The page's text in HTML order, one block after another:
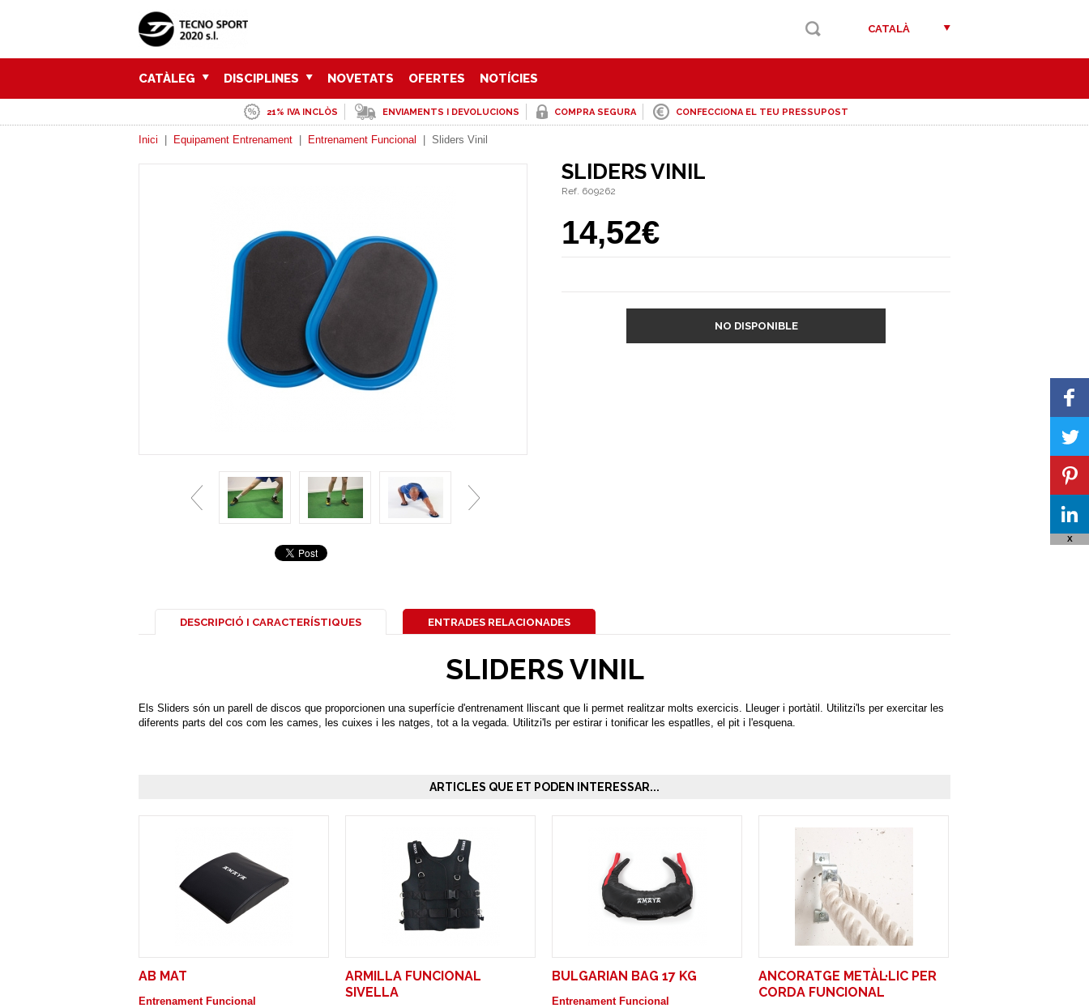
CATALÀ
CATÀLEG DISCIPLINES NOVETATS OFERTES NOTÍCIES
21% IVA INCLÒS ENVIAMENTS I DEVOLUCIONS COMPRA SEGURA CONFECCIONA EL TEU PRESSUPOST
Inici Equipament Entrenament Entrenament Funcional Sliders Vinil
SLIDERS VINIL
Ref. 609262
14,52€
NO DISPONIBLE
DESCRIPCIÓ I CARACTERÍSTIQUES ENTRADES RELACIONADES
SLIDERS VINIL
Els Sliders són un parell de discos que proporcionen una superfície d'entrenament lliscant que li permet realitzar molts exercicis. Lleuger i portàtil. Utilitzi'ls per exercitar les
diferents parts del cos com les cames, les cuixes i les natges, tot a la vegada. Utilitzi'ls per estirar i tonificar les espatlles, el pit i l'esquena.
ARTICLES QUE ET PODEN INTERESSAR...
AB MAT
Entrenament Funcional
ARMILLA FUNCIONAL
SIVELLA
BULGARIAN BAG 17 KG
Entrenament Funcional
ANCORATGE METÀL·LIC PER
CORDA FUNCIONAL
X